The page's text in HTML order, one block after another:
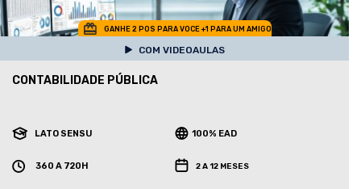
GANHE 2 POS PARA VOCE +1 PARA UM AMIGO
COM VIDEOAULAS
CONTABILIDADE PÚBLICA
LATO SENSU 100% EAD
360 A 720H 2 A 12 MESES